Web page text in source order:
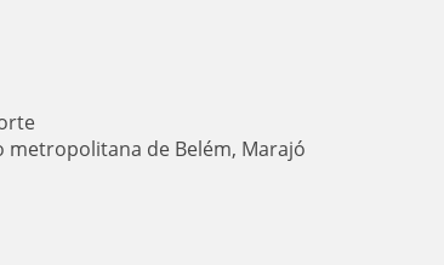
metropolitana de Belém, Marajó